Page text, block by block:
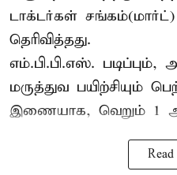
டாக்டர்கள் சங்கம்(மார்ட்)
தெரிவித்தது.
எம்.பி.பி.எஸ். படிப்பும்,
மருத்துவ பயிற்சியும்
இணையாக, வெறும் 1